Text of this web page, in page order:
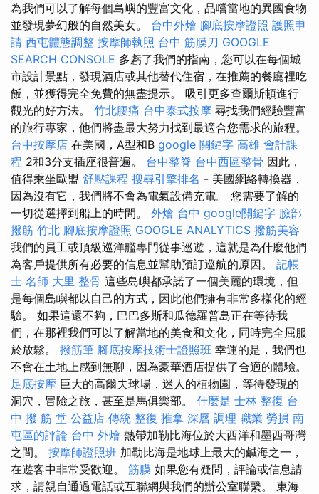
為我們可以了解每個島嶼的豐富文化，品嚐當地的異國食物
並發現夢幻般的自然美女。 台中外燴 腳底按摩證照 護照申
請 西屯體態調整 按摩師執照 台中 筋膜刀 GOOGLE
SEARCH CONSOLE 多虧了我們的指南，您可以在每個城
市設計景點，發現酒店或其他替代住宿，在推薦的餐廳裡吃
飯，並獲得完全免費的無盡提示。 吸引更多查爾斯頓進行
觀光的好方法。 竹北腰痛 台中泰式按摩 尋找我們經驗豐富
的旅行專家，他們將盡最大努力找到最適合您需求的旅程。
台中按摩店 在美國，A型和B google 關鍵字 高雄 會計課
程 2和3分支插座很普遍。 台中整脊 台中西區整骨 因此，
值得乘坐歐盟 舒壓課程 搜尋引擎排名 - 美國網絡轉換器，
因為沒有它，我們將不會為電氣設備充電。 您需要了解的
一切從選擇到船上的時間。 外燴 台中 google關鍵字 臉部
撥筋 竹北 腳底按摩證照 GOOGLE ANALYTICS 撥筋美容
我們的員工或頂級巡洋艦專門從事巡遊，這就是為什麼他們
為客戶提供所有必要的信息並幫助預訂巡航的原因。 記帳
士 名師 大里 整骨 這些島嶼都承諾了一個美麗的環境，但
是每個島嶼都以自己的方式，因此他們擁有非常多樣化的經
驗。 如果這還不夠，巴巴多斯和瓜德羅普島正在等待我
們，在那裡我們可以了解當地的美食和文化，同時完全屈服
於放鬆。 撥筋筆 腳底按摩技術士證照班 幸運的是，我們也
不會在土地上感到無聊，因為豪華酒店提供了合適的體驗。
足底按摩 巨大的高爾夫球場，迷人的植物園，等待發現的
洞穴，冒險之旅，甚至是馬俱樂部。 什麼是 士林 整復 台
中 撥 筋 堂 公益店 傳統 整復 推拿 深層 調理 職業 勞損 南
屯區的評論 台中 外燴 熱帶加勒比海位於大西洋和墨西哥灣
之間。 按摩師證照班 加勒比海是地球上最大的鹹海之一，
在遊客中非常受歡迎。 筋膜 如果您有疑問，評論或信息請
求，請親自通過電話或互聯網與我們的辦公室聯繫。 東海